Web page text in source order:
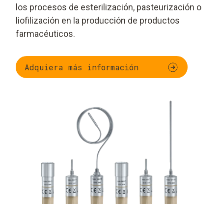
los procesos de esterilización, pasteurización o
liofilización en la producción de productos
farmacéuticos.
Adquiera más información